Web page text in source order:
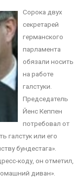
Сорока двух
секретарей
германского
парламента
обязали носить
на работе
галстуки.
Председатель
Йенс Кеппен
потребовал от
галстук или его
бундестага».
коду, он отметил,
диван».